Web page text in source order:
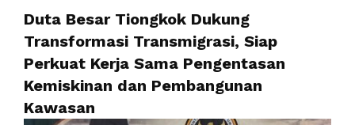
Duta Besar Tiongkok Dukung
Transformasi Transmigrasi, Siap
Perkuat Kerja Sama Pengentasan
Kemiskinan dan Pembangunan
Kawasan